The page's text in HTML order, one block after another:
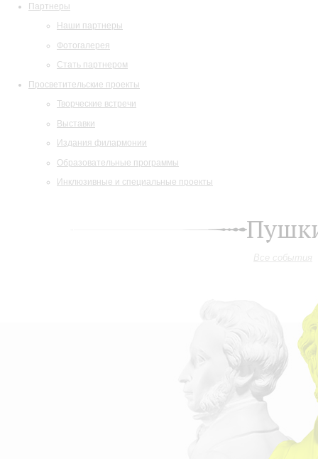
Партнеры
Наши партнеры
Фотогалерея
Стать партнером
Просветительские проекты
Творческие встречи
Выставки
Издания филармонии
Образовательные программы
Инклюзивные и специальные проекты
Все события